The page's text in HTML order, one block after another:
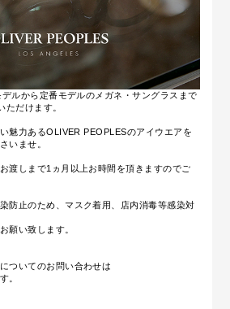
ルから定番モデルのメガネ・サングラスまで
ただけます。
魅力あるOLIVER PEOPLESのアイウエアを
いませ。
渡しまで1ヵ月以上お時間を頂きますのでご
防止のため、マスク着用、店内消毒等感染対
願い致します。
ついてのお問い合わせは
。